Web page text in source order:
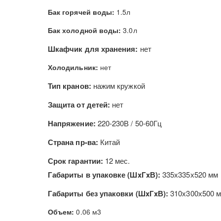
Бак горячей воды: 1.5л
Бак холодной воды: 3.0л
Шкафчик для хранения: нет
Холодильник: нет
Тип кранов: нажим кружкой
Защита от детей: нет
Напряжение: 220-230В / 50-60Гц
Страна пр-ва: Китай
Срок гарантии: 12 мес.
Габариты в упаковке (ШxГxВ): 335х335х520 мм
Габариты без упаковки (ШxГxВ): 310х300х500
Объем: 0.06 м3